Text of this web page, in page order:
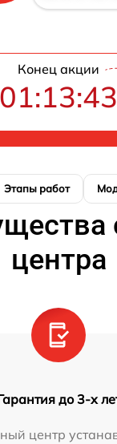
Конец акции
01:13:42
Этапы работ
центра
до 3-х
центр